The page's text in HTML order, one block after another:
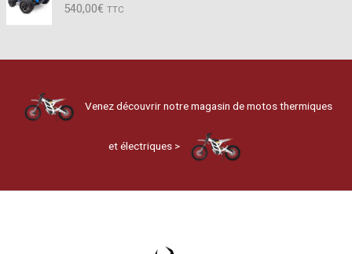
540,00€ TTC
Venez découvrir notre magasin de motos thermiques
et électriques >